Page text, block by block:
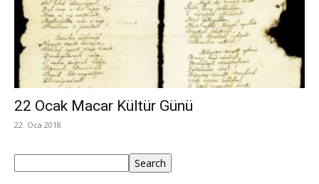
22 Ocak Macar Kültür Günü
22. Oca 2018
Search